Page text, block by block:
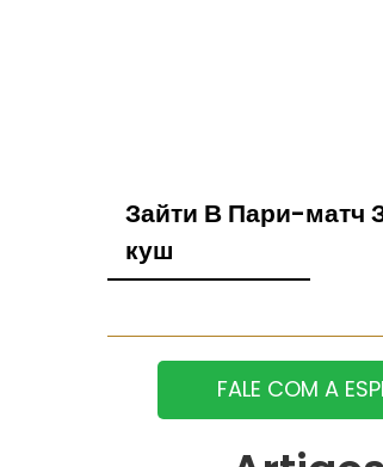
Зайти В Пари-матч
куш
FALE COM A